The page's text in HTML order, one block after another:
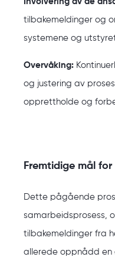
tilbakemeldinger og
systemene og
Overvåking:
og justering av
opprettholde og
Fremtidige mål for
Dette pågående
samarbeidsprosess,
tilbakemeldinger fra
allerede oppnådd en